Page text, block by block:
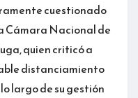
cuestionado
Cámara Nacional de
quien criticó a
distanciamiento
largo de su gestión